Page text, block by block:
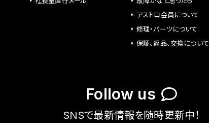
アストロ会員について
修理・パーツについて
保証、返品、交換について
Follow us
SNSで最新情報を随時更新中！